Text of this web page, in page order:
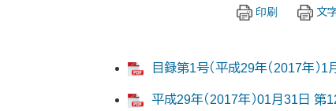
印刷 文
目録第1号（平成29年（2017年）1
平成29年（2017年）01月31日 第